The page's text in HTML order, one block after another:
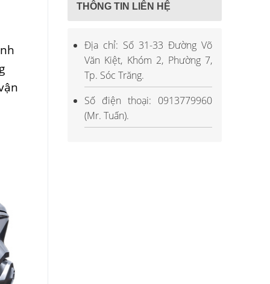
THÔNG TIN LIÊN HỆ
Địa chỉ: Số 31-33 Đường Võ
Văn Kiệt, Khóm 2, Phường 7,
Tp. Sóc Trăng.
Số điện thoại: 0913779960
(Mr. Tuấn).